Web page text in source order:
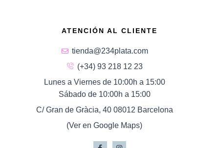
ATENCIÓN AL CLIENTE
tienda@234plata.com
(+34) 93 218 12 23
Lunes a Viernes de 10:00h a 15:00
Sábado de 10:00h a 15:00
C/ Gran de Gràcia, 40 08012 Barcelona
(Ver en Google Maps)